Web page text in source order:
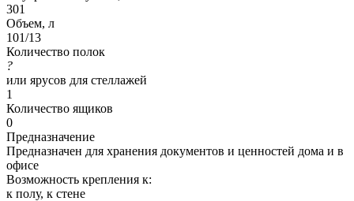
301
Объем, л
101/13
Количество полок
?
или ярусов для стеллажей
1
Количество ящиков
0
Предназначение
Предназначен для хранения документов и ценностей дома и в
офисе
Возможность крепления к:
к полу, к стене